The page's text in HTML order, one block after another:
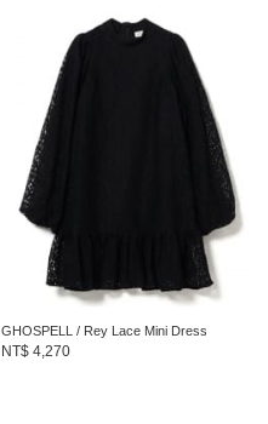
GHOSPELL / Rey Lace Mini Dress
NT$ 4,270